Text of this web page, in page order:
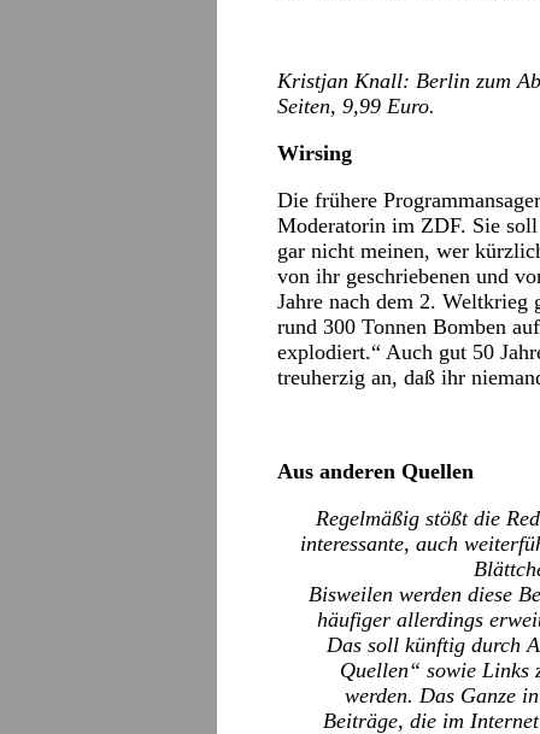
Kristjan Knall: Berlin zum
Seiten, 9,99 Euro.
Wirsing
Die frühere
Moderatorin im ZDF. Sie
gar nicht meinen, wer
von ihr geschriebenen und
Jahre nach dem 2. Weltkrieg
rund 300 Tonnen Bomben
explodiert.“ Auch gut 50
treuherzig an, daß ihr
Aus anderen Quellen
Regelmäßig stößt die
interessante, auch
Bisweilen werden diese
häufiger allerdings
Das soll künftig durch
Quellen“ sowie Links
werden. Das Ganze
Beiträge, die im